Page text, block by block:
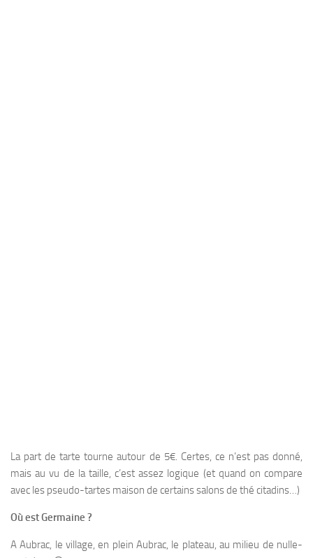
La part de tarte tourne autour de 5€. Certes, ce n’est pas donné,
mais au vu de la taille, c’est assez logique (et quand on compare
avec les pseudo-tartes maison de certains salons de thé citadins…)
Où est Germaine ?
A Aubrac, le village, en plein Aubrac, le plateau, au milieu de nulle-